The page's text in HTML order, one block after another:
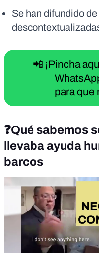
Se han difundido
📲 ¡Pincha
para que
❓Qué sabemos
llevaba ayuda
barcos